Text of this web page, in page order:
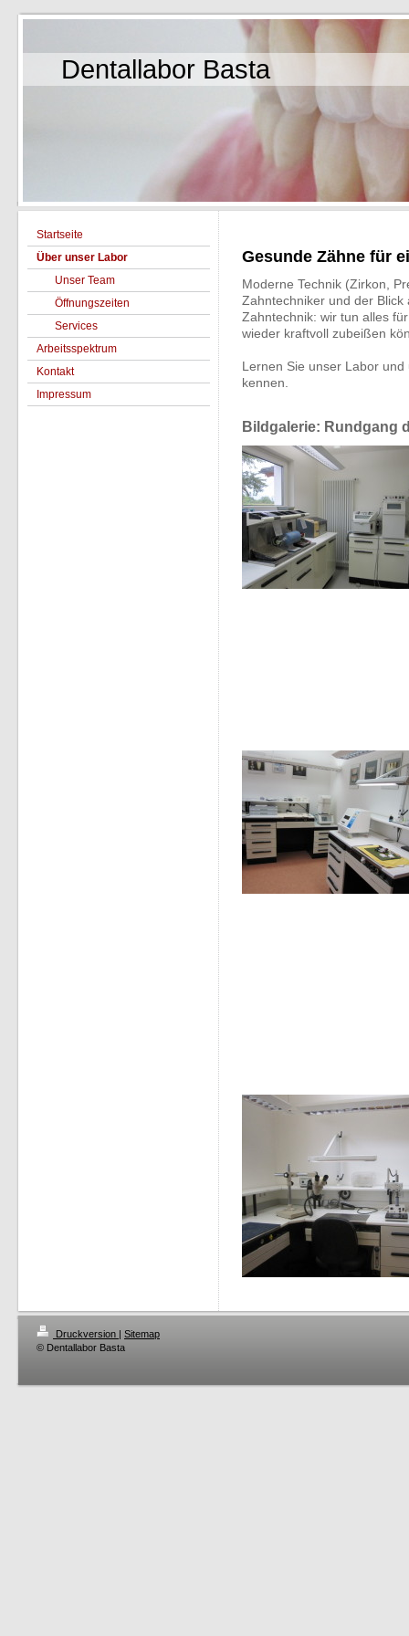
Dentallabor Basta
Startseite
Über unser Labor
Unser Team
Öffnungszeiten
Services
Arbeitsspektrum
Kontakt
Impressum
Gesunde Zähne für
Moderne Technik (Zirkon,
Zahntechniker und der
Zahntechnik: wir tun alles
wieder kraftvoll zubeißen
Lernen Sie unser Labor
kennen.
Bildgalerie: Rundgang
Druckversion | Sitemap
© Dentallabor Basta